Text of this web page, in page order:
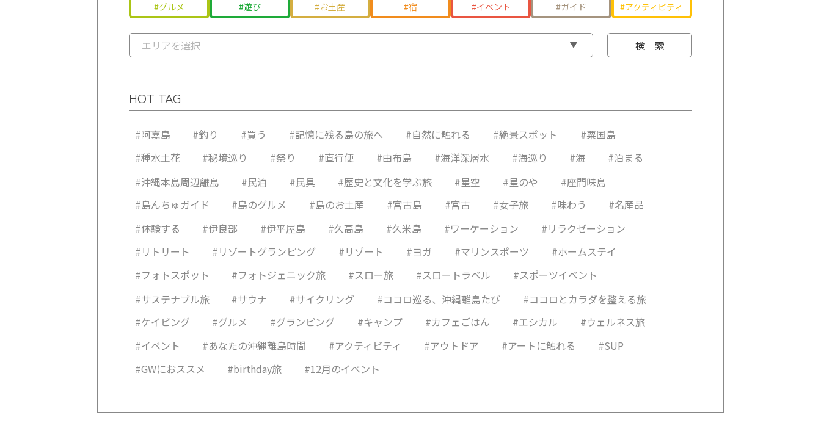
グルメ 遊び お土産 宿 イベント ガイド アクティビティ
エリアを選択
小浜島
下地島
津堅島
HOT TAG
#阿嘉島 #釣り #買う #記憶に残る島の旅へ #自然に触れる #絶景スポット
#粟国島
#種水土花
#秘境巡り #祭り #直行便 #由布島 #海洋深層水 #海巡り #海
#泊まる
#沖縄本島周辺離島
#民泊 #民具 #歴史と文化を学ぶ旅 #星空 #星のや
#座間味島
#島んちゅガイド
#島のグルメ #島のお土産 #宮古島 #宮古 #女子旅 #味わう
#名産品
#体験する
#伊良部 #伊平屋島 #久高島 #久米島 #ワーケーション
#リラクゼーション
#リトリート
#リゾートグランピング #リゾート #ヨガ #マリンスポーツ
#ホームステイ
#フォトスポット
#フォトジェニック旅 #スロー旅 #スロートラベル
#スポーツイベント
#サステナブル旅
#サウナ #サイクリング #ココロ巡る、沖縄離島たび
#ココロとカラダを整える旅
#ケイビング
#グルメ #グランピング #キャンプ #カフェごはん #エシカル
#ウェルネス旅
#イベント
#あなたの沖縄離島時間 #アクティビティ #アウトドア #アートに触れる
#SUP
#GWにおススメ
#birthday旅 #12月のイベント